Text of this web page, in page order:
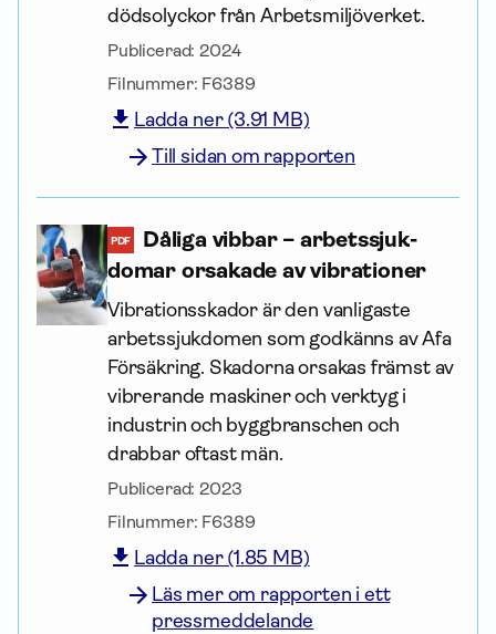
dödsolyckor från Arbetsmiljöverket.
Publicerad:2024
Filnummer: F6389
Ladda ner (3.91 MB)
Till sidan om rapporten
PDF
Dåliga vibbar – arbets­sjuk­
domar orsakade av vibrationer
Vibrationsskador är den vanligaste
arbetssjukdomen som godkänns av Afa
För­säkring. Skadorna orsakas främst av
vibrerande maskiner och verktyg i
industrin och byggbranschen och
drabbar oftast män.
Publicerad:2023
Filnummer: F6389
Ladda ner (1.85 MB)
Läs mer om rapporten i ett
pressmeddelande